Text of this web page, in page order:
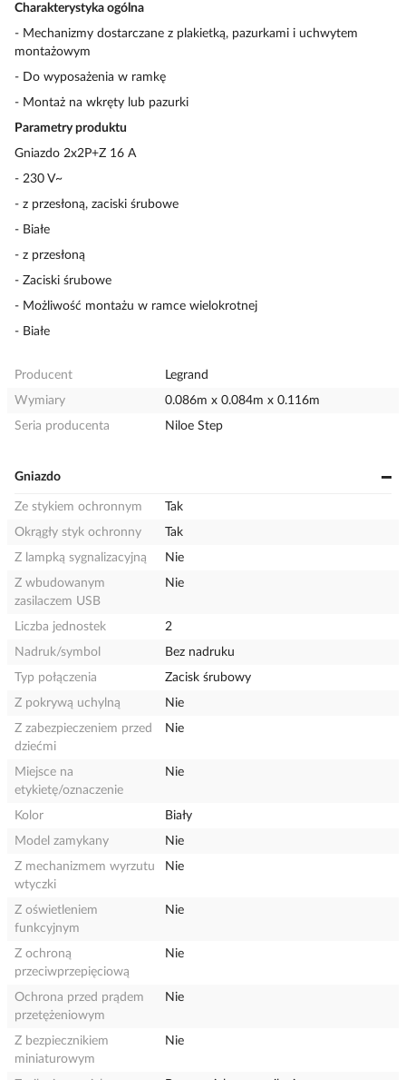
Charakterystyka ogólna
- Mechanizmy dostarczane z plakietką, pazurkami i uchwytem
montażowym
- Do wyposażenia w ramkę
- Montaż na wkręty lub pazurki
Parametry produktu
Gniazdo 2x2P+Z 16 A
- 230 V~
- z przesłoną, zaciski śrubowe
- Białe
- z przesłoną
- Zaciski śrubowe
- Możliwość montażu w ramce wielokrotnej
- Białe
Producent
Legrand
Wymiary
0.086m x 0.084m x 0.116m
Seria producenta
Niloe Step
Gniazdo
Ze stykiem ochronnym
Tak
Okrągły styk ochronny
Tak
Z lampką sygnalizacyjną
Nie
Z wbudowanym
zasilaczem USB
Nie
Liczba jednostek
2
Nadruk/symbol
Bez nadruku
Typ połączenia
Zacisk śrubowy
Z pokrywą uchylną
Nie
Z zabezpieczeniem przed
dziećmi
Nie
Miejsce na
etykietę/oznaczenie
Nie
Kolor
Biały
Model zamykany
Nie
Z mechanizmem wyrzutu
wtyczki
Nie
Z oświetleniem
funkcyjnym
Nie
Z ochroną
przeciwprzepięciową
Nie
Ochrona przed prądem
przetężeniowym
Nie
Z bezpiecznikiem
miniaturowym
Nie